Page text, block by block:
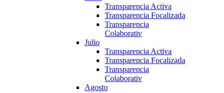
Transparencia Activa
Transparencia Focalizada
Transparencia
Colaborativ
Julio
Transparencia Activa
Transparencia Focalizada
Transparencia
Colaborativ
Agosto